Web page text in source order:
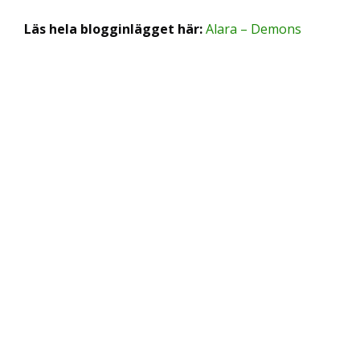
Läs hela blogginlägget här:Alara – Demons